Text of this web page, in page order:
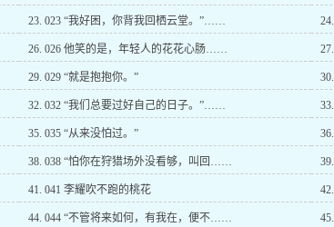
23. 023 “我好困，你背我回栖云堂。”……
26. 026 他笑的是，年轻人的花花心肠……
29. 029 “就是抱抱你。”
32. 032 “我们总要过好自己的日子。”……
35. 035 “从来没怕过。”
38. 038 “怕你在狩猎场外没看够，叫回……
41. 041 李耀吹不跑的桃花
44. 044 “不管将来如何，有我在，便不……